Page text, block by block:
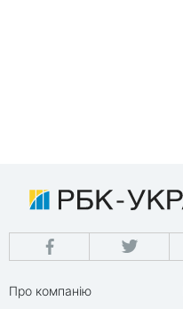
Про компанію